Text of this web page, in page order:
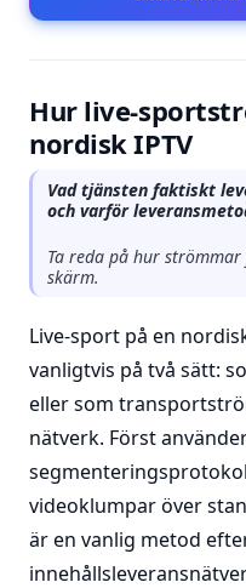
Hur live-
nordisk IPTV
Vad tjänsten faktiskt
och varför
Ta reda på hur
skärm.
Live-sport på en
vanligtvis på två sätt:
eller som
nätverk. Först
videoklumpar över
är en vanlig metod